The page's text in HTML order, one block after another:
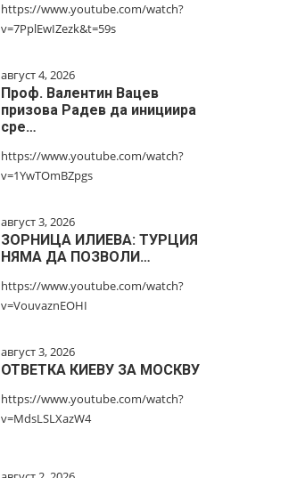
https://www.youtube.com/watch?
v=7PplEwIZezk&t=59s
август 4, 2026
Проф. Валентин Вацев
призова Радев да инициира
сре…
https://www.youtube.com/watch?
v=1YwTOmBZpgs
август 3, 2026
ЗОРНИЦА ИЛИЕВА: ТУРЦИЯ
НЯМА ДА ПОЗВОЛИ…
https://www.youtube.com/watch?
v=VouvaznEOHI
август 3, 2026
ОТВЕТКА КИЕВУ ЗА МОСКВУ
https://www.youtube.com/watch?
v=MdsLSLXazW4